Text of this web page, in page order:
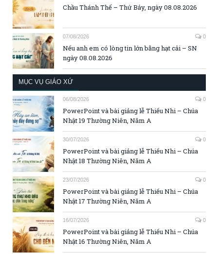
Chầu Thánh Thể – Thứ Bảy, ngày 08.08.2026
07/08/2026 0
Nếu anh em có lòng tin lớn bằng hạt cải – SN
ngày 08.08.2026
MỤC VỤ GIÁO XỨ
06/08/2026 0
PowerPoint và bài giảng lễ Thiếu Nhi – Chúa
Nhật 19 Thường Niên, Năm A
30/07/2026 0
PowerPoint và bài giảng lễ Thiếu Nhi – Chúa
Nhật 18 Thường Niên, Năm A
23/07/2026 0
PowerPoint và bài giảng lễ Thiếu Nhi – Chúa
Nhật 17 Thường Niên, Năm A
16/07/2026 0
PowerPoint và bài giảng lễ Thiếu Nhi – Chúa
Nhật 16 Thường Niên, Năm A